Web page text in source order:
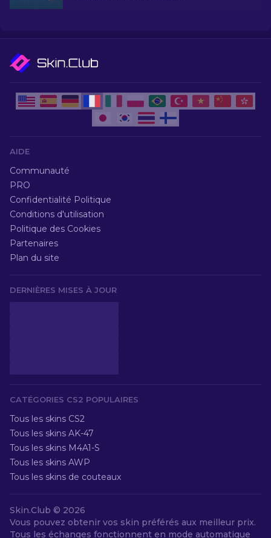
AIDE
Communauté
PRO
Confidentialité Politique
Conditions d'utilisation
Politique des Cookies
Partenaires
Plan du site
DERNIÈRES MISES À JOUR
CATÉGORIES CS2 POPULAIRES
Tous les skins CS2
Tous les skins AK-47
Tous les skins M4A1-S
Tous les skins AWP
Tous les skins de couteaux
Skin.Club © 2026
Vous pouvez obtenir vos skin préférés aux meilleur prix.
Tous les échanges fonctionnent en mode automatique